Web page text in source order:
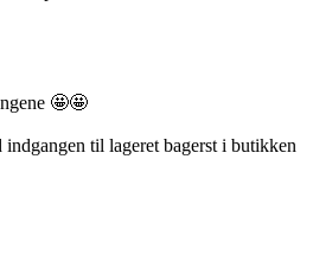
🤩🤩
til lageret bagerst i butikken